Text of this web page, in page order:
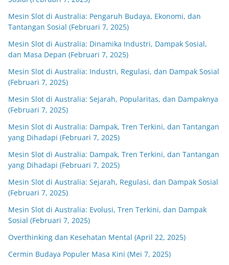
Mesin Slot di Australia: Pengaruh Budaya, Ekonomi, dan
Tantangan Sosial (Februari 7, 2025)
Mesin Slot di Australia: Dinamika Industri, Dampak Sosial,
dan Masa Depan (Februari 7, 2025)
Mesin Slot di Australia: Industri, Regulasi, dan Dampak Sosial
(Februari 7, 2025)
Mesin Slot di Australia: Sejarah, Popularitas, dan Dampaknya
(Februari 7, 2025)
Mesin Slot di Australia: Dampak, Tren Terkini, dan Tantangan
yang Dihadapi (Februari 7, 2025)
Mesin Slot di Australia: Dampak, Tren Terkini, dan Tantangan
yang Dihadapi (Februari 7, 2025)
Mesin Slot di Australia: Sejarah, Regulasi, dan Dampak Sosial
(Februari 7, 2025)
Mesin Slot di Australia: Evolusi, Tren Terkini, dan Dampak
Sosial (Februari 7, 2025)
Overthinking dan Kesehatan Mental (April 22, 2025)
Cermin Budaya Populer Masa Kini (Mei 7, 2025)